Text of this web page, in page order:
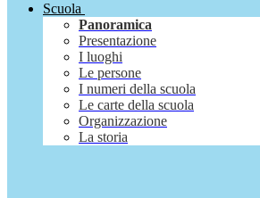
Scuola
Panoramica
Presentazione
I luoghi
Le persone
I numeri della scuola
Le carte della scuola
Organizzazione
La storia